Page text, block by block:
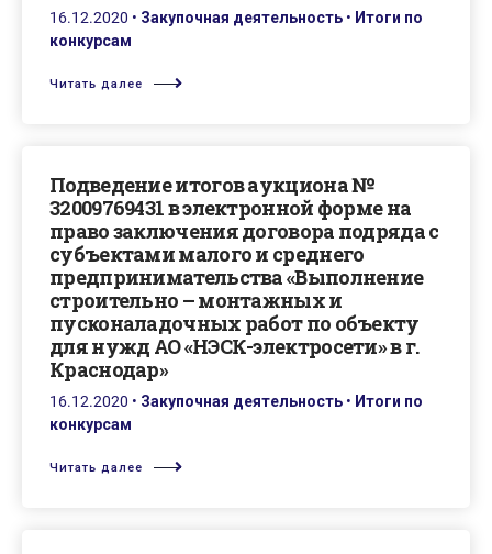
16.12.2020 • Закупочная деятельность • Итоги по
конкурсам
Читать далее
Подведение итогов аукциона №
32009769431 в электронной форме на
право заключения договора подряда с
субъектами малого и среднего
предпринимательства «Выполнение
строительно – монтажных и
пусконаладочных работ по объекту
для нужд АО «НЭСК-электросети» в г.
Краснодар»
16.12.2020 • Закупочная деятельность • Итоги по
конкурсам
Читать далее